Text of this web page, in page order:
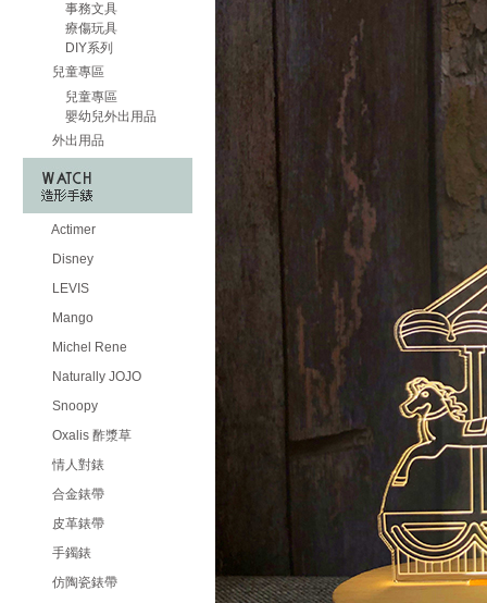
事務文具
療傷玩具
DIY系列
兒童專區
兒童專區
嬰幼兒外出用品
外出用品
Actimer
Disney
LEVIS
Mango
Michel Rene
Naturally JOJO
Snoopy
Oxalis 酢漿草
情人對錶
合金錶帶
皮革錶帶
手鐲錶
仿陶瓷錶帶